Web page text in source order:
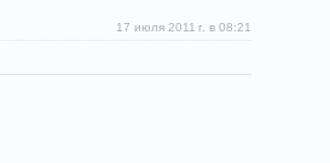
17 июля 2011 г. в 08:21